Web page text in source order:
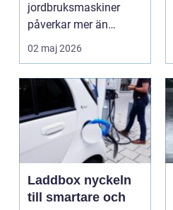
jordbruksmaskiner
påverkar mer än
många tror. Rätt däck
ger b...
02 maj 2026
Laddbox nyckeln
till smartare och